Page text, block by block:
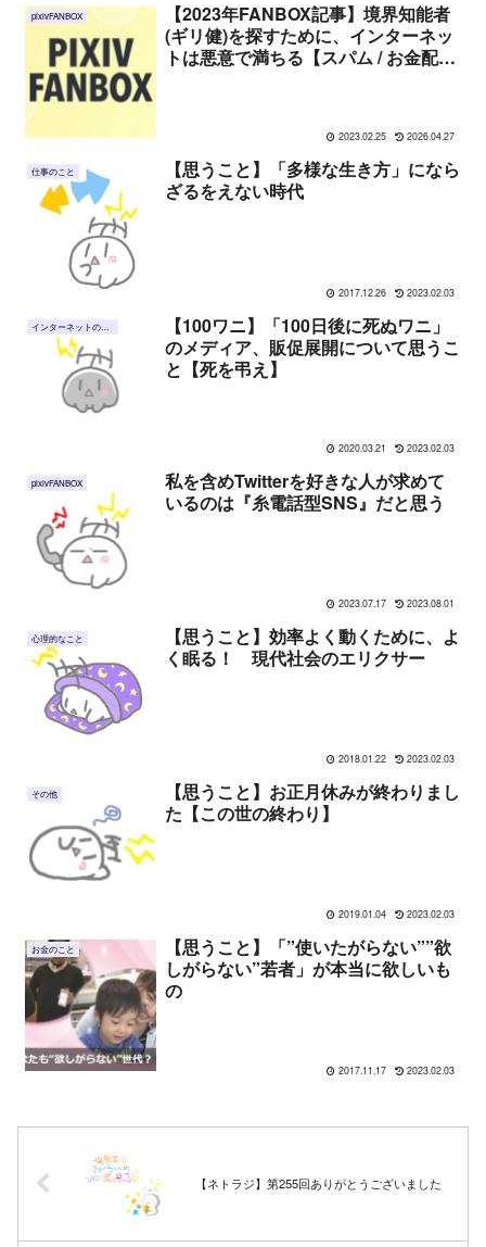
pixivFANBOX
【2023年FANBOX記事】境界知能者
(ギリ健)を探すために、インターネッ
トは悪意で満ちる【スパム / お金配
2023.02.25 2026.04.27
仕事のこと
【思うこと】「多様な生き方」になら
ざるをえない時代
2017.12.26 2023.02.03
インターネットのこと
【100ワニ】「100日後に死ぬワニ」
のメディア、販促展開について思うこ
と【死を弔え】
2020.03.21 2023.02.03
pixivFANBOX
私を含めTwitterを好きな人が求めて
いるのは『糸電話型SNS』だと思う
2023.07.17 2023.08.01
心理的なこと
【思うこと】効率よく動くために、よ
く眠る！ 現代社会のエリクサー
2018.01.22 2023.02.03
その他
【思うこと】お正月休みが終わりまし
た【この世の終わり】
2019.01.04 2023.02.03
お金のこと
【思うこと】「”使いたがらない””欲
しがらない”若者」が本当に欲しいも
の
2017.11.17 2023.02.03
【ネトラジ】第255回ありがとうございました